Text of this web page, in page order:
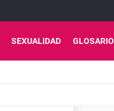
SEXUALIDAD GLOSARIO